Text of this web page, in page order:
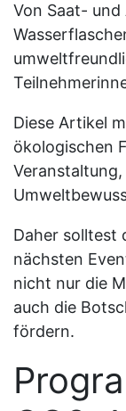
Von Saat- und
Diese Artikel
ökologischen
Daher solltest
nächsten
nicht nur die
auch die
fördern.